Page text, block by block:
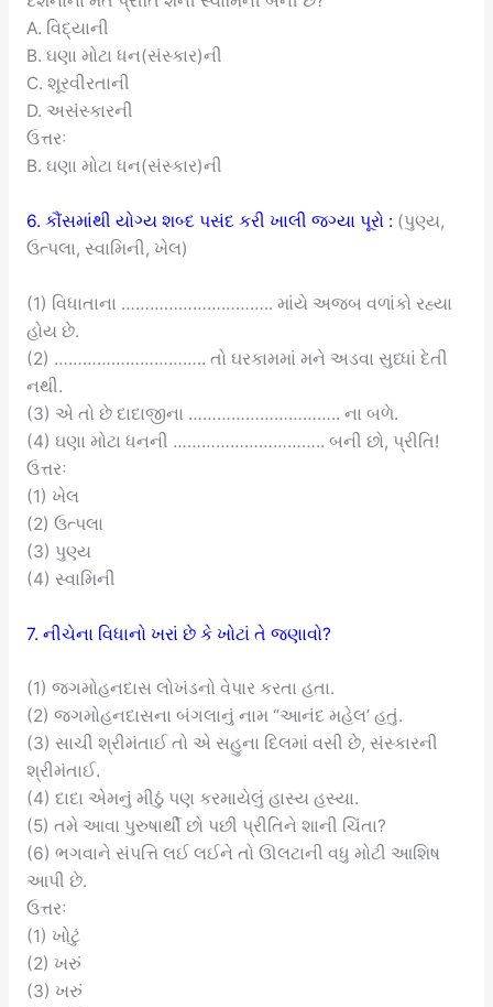
A. વિદ્યાની
B. ઘણા મોટા ધન(સંસ્કાર)ની
C. શૂરવીરતાની
D. અસંસ્કારની
ઉત્તરઃ
B. ઘણા મોટા ધન(સંસ્કાર)ની
6. કૌંસમાંથી યોગ્ય શબ્દ પસંદ કરી ખાલી જગ્યા પૂરો : (પુણ્ય,
ઉત્પલા, સ્વામિની, ખેલ)
(1) વિધાતાના ………………………….. માંયે અજબ વળાંકો રહ્યા
હોય છે.
(2) ………………………….. તો ઘરકામમાં મને અડવા સુધ્ધાં દેતી
નથી.
(3) એ તો છે દાદાજીના ………………………….. ના બળે.
(4) ઘણા મોટા ધનની ………………………….. બની છો, પ્રીતિ!
ઉત્તરઃ
(1) ખેલ
(2) ઉત્પલા
(3) પુણ્ય
(4) સ્વામિની
7. નીચેના વિધાનો ખરાં છે કે ખોટાં તે જણાવો?
(1) જગમોહનદાસ લોખંડનો વેપાર કરતા હતા.
(2) જગમોહનદાસના બંગલાનું નામ “આનંદ મહેલ’ હતું.
(3) સાચી શ્રીમંતાઈ તો એ સહુના દિલમાં વસી છે, સંસ્કારની
શ્રીમંતાઈ.
(4) દાદા એમનું મીઠું પણ કરમાયેલું હાસ્ય હસ્યા.
(5) તમે આવા પુરુષાર્થી છો પછી પ્રીતિને શાની ચિંતા?
(6) ભગવાને સંપત્તિ લઈ લઈને તો ઊલટાની વધુ મોટી આશિષ
આપી છે.
ઉત્તરઃ
(1) ખોટું
(2) ખરું
(3) ખરું